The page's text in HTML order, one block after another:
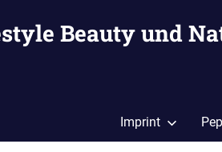
Beauty und
Imprint